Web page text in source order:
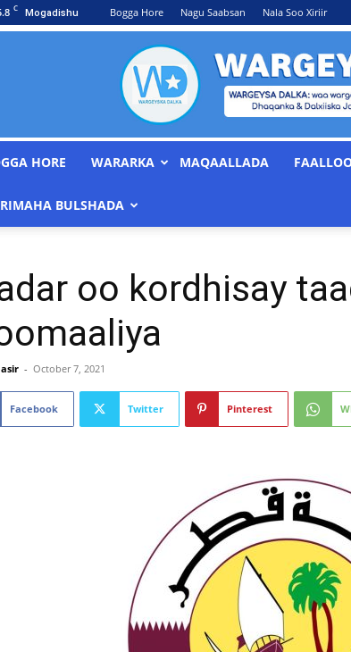
C Mogadishu Bogga Hore Nagu Saabsan Nala Soo Xiriir
HORE WARARKA MAQAALLADA
BULSHADA
oo kordhisay
- October 7, 2021
Facebook Twitter Pinterest